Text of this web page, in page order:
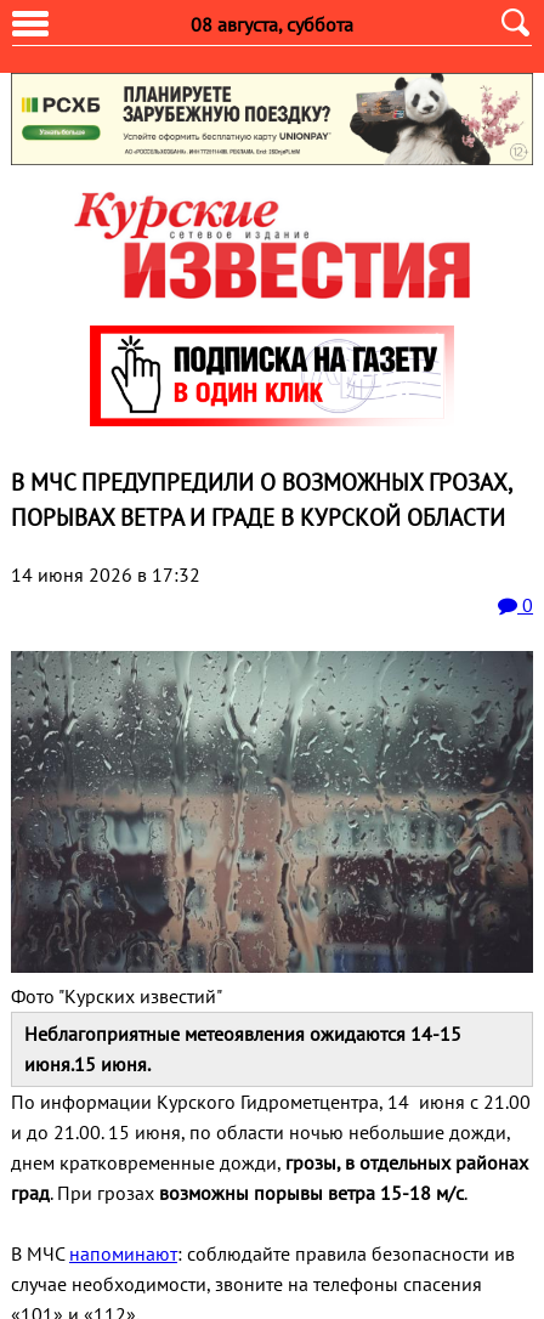
08 августа, суббота
В МЧС ПРЕДУПРЕДИЛИ О ВОЗМОЖНЫХ ГРОЗАХ,
ПОРЫВАХ ВЕТРА И ГРАДЕ В КУРСКОЙ ОБЛАСТИ
14 июня 2026 в 17:32
0
Фото "Курских известий"
Неблагоприятные метеоявления ожидаются 14-15
июня.15 июня.
По информации Курского Гидрометцентра, 14 июня с 21.00
и до 21.00. 15 июня, по области ночью небольшие дожди,
днем кратковременные дожди, грозы, в отдельных районах
град. При грозахвозможны порывы ветра 15-18 м/с.
В МЧС напоминают: соблюдайте правила безопасности ив
случае необходимости, звоните на телефоны спасения
«101» и «112».